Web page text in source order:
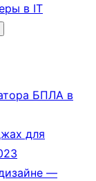
в IT
БПЛА в
для
—